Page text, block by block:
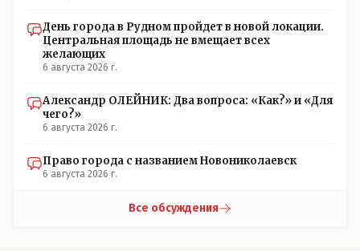
День города в Рудном пройдет в новой локации.
Центральная площадь не вмещает всех
желающих
6 августа 2026 г.
Александр ОЛЕЙНИК: Два вопроса: «Как?» и «Для
чего?»
6 августа 2026 г.
Право города с названием Новониколаевск
6 августа 2026 г.
Все обсуждения